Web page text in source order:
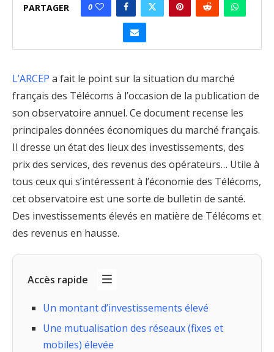
PARTAGER 0
L’ARCEP a fait le point sur la situation du marché
français des Télécoms à l’occasion de la publication de
son observatoire annuel. Ce document recense les
principales données économiques du marché français.
Il dresse un état des lieux des investissements, des
prix des services, des revenus des opérateurs… Utile à
tous ceux qui s’intéressent à l’économie des Télécoms,
cet observatoire est une sorte de bulletin de santé.
Des investissements élevés en matière de Télécoms et
des revenus en hausse.
Accès rapide
Un montant d’investissements élevé
Une mutualisation des réseaux (fixes et
mobiles) élevée